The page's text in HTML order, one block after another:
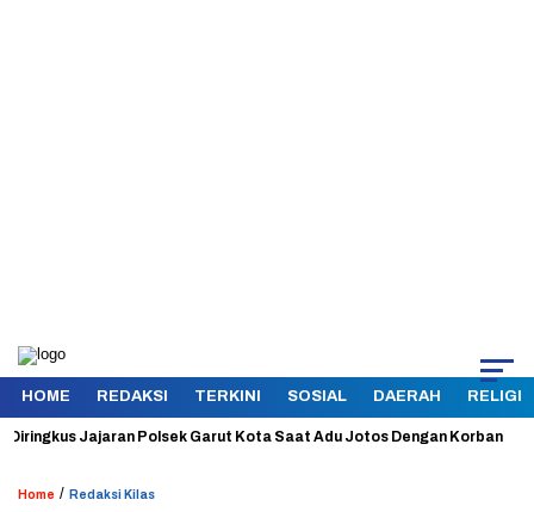
HOME REDAKSI TERKINI SOSIAL DAERAH RELIGI
Jajaran Polsek Garut Kota Saat Adu Jotos Dengan Korban
Home / Redaksi Kilas